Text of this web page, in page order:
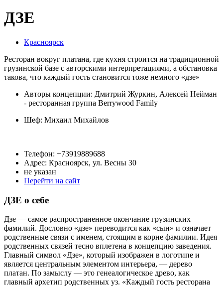
ДЗЕ
Красноярск
Ресторан вокруг платана, где кухня строится на традиционной
грузинской базе с авторскими интерпретациями, а обстановка
такова, что каждый гость становится тоже немного «дзе»
Авторы концепции: Дмитрий Журкин, Алексей Нейман
- ресторанная группа Berrywood Family
Шеф: Михаил Михайлов
Телефон: +73919889688
Адрес: Красноярск, ул. Весны 30
не указан
Перейти на сайт
ДЗЕ о себе
Дзе — самое распространенное окончание грузинских
фамилий. Дословно «дзе» переводится как «сын» и означает
родственные связи с именем, стоящим в корне фамилии. Идея
родственных связей тесно вплетена в концепцию заведения.
Главный символ «Дзе», который изображен в логотипе и
является центральным элементом интерьера, — дерево
платан. По замыслу — это генеалогическое древо, как
главный архетип родственных уз. «Каждый гость ресторана